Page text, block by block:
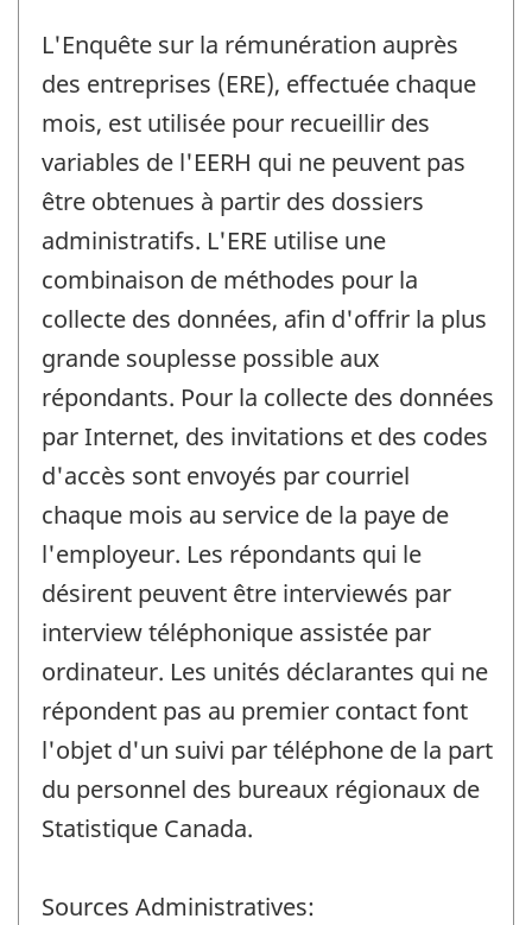
L'Enquête sur la rémunération auprès
des entreprises (ERE), effectuée chaque
mois, est utilisée pour recueillir des
variables de l'EERH qui ne peuvent pas
être obtenues à partir des dossiers
administratifs. L'ERE utilise une
combinaison de méthodes pour la
collecte des données, afin d'offrir la plus
grande souplesse possible aux
répondants. Pour la collecte des données
par Internet, des invitations et des codes
d'accès sont envoyés par courriel
chaque mois au service de la paye de
l'employeur. Les répondants qui le
désirent peuvent être interviewés par
interview téléphonique assistée par
ordinateur. Les unités déclarantes qui ne
répondent pas au premier contact font
l'objet d'un suivi par téléphone de la part
du personnel des bureaux régionaux de
Statistique Canada.
Sources Administratives: